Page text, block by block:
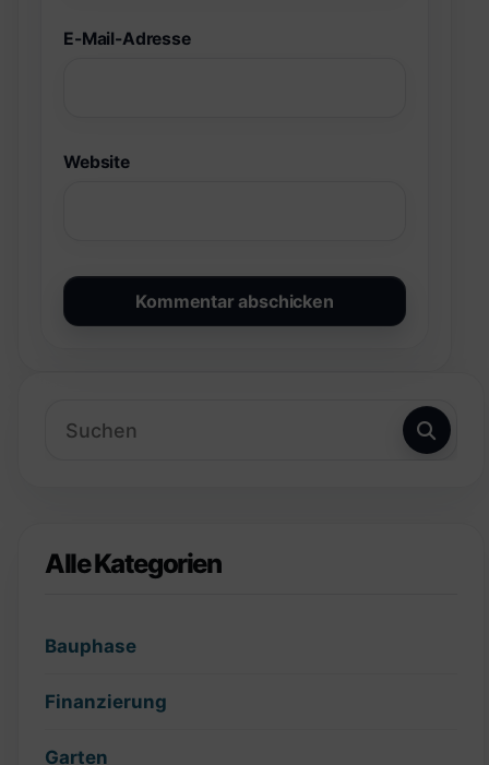
E-Mail-Adresse
Website
Alle Kategorien
Bauphase
Finanzierung
Garten